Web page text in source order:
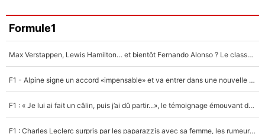
Formule1
Max Verstappen, Lewis Hamilton… et bientôt Fernando Alonso ? Le classement des pilotes les mieux payés en Formule 1 risque de changer !
F1 - Alpine signe un accord «impensable» et va entrer dans une nouvelle dimension : Grande nouvelle pour Pierre Gasly !
F1 : « Je lui ai fait un câlin, puis j’ai dû partir...», le témoignage émouvant de Max Verstappen sur sa fille
F1 : Charles Leclerc surpris par les paparazzis avec sa femme, les rumeurs étaient vraies !